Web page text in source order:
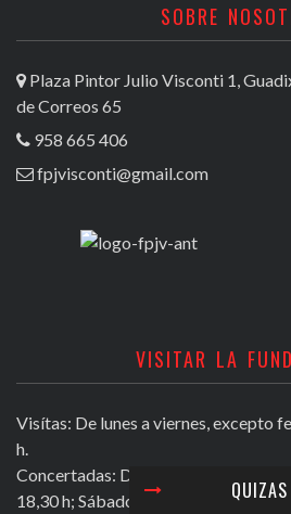
SOBRE
Plaza Pintor Julio Visconti 1,
de Correos 65
958 665 406
fpjvisconti@gmail.com
VISITAR LA
Visítas: De lunes a viernes, excepto
h.
Concertadas: De lunes a viernes
18,30 h; Sábados mañana de 11,30 a